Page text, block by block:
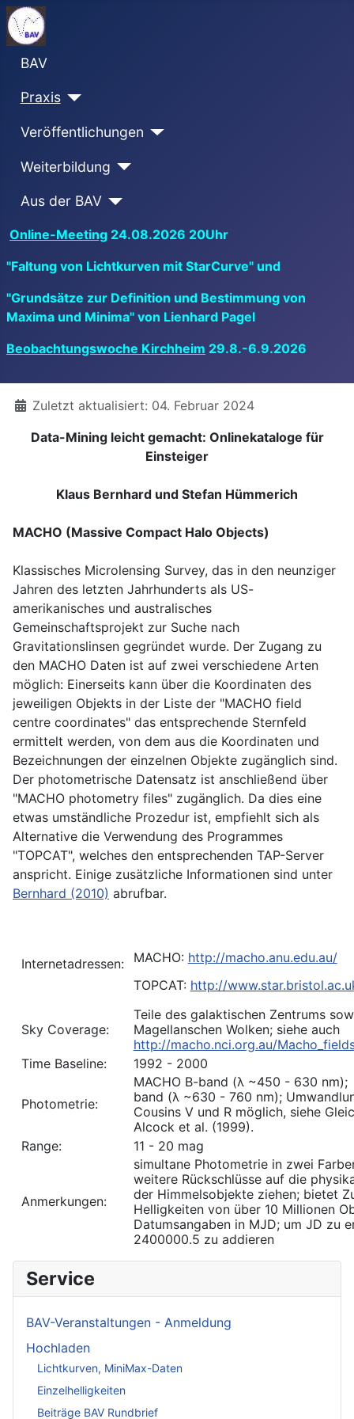
BAV
Praxis
Veröffentlichungen
Weiterbildung
Aus der BAV
Online-Meeting 24.08.2026 20Uhr
"Faltung von Lichtkurven mit StarCurve" und
"Grundsätze zur Definition und Bestimmung von
Maxima und Minima" von Lienhard Pagel
Beobachtungswoche Kirchheim 29.8.-6.9.2026
DetailsZuletzt aktualisiert: 04. Februar 2024
Data-Mining leicht gemacht: Onlinekataloge für
Einsteiger
Klaus Bernhard und Stefan Hümmerich
MACHO (Massive Compact Halo Objects)
Klassisches Microlensing Survey, das in den neunziger
Jahren des letzten Jahrhunderts als US-
amerikanisches und australisches
Gemeinschaftsprojekt zur Suche nach
Gravitationslinsen gegründet wurde. Der Zugang zu
den MACHO Daten ist auf zwei verschiedene Arten
möglich: Einerseits kann über die Koordinaten des
jeweiligen Objekts in der Liste der "MACHO field
centre coordinates" das entsprechende Sternfeld
ermittelt werden, von dem aus die Koordinaten und
Bezeichnungen der einzelnen Objekte zugänglich sind.
Der photometrische Datensatz ist anschließend über
"MACHO photometry files" zugänglich. Da dies eine
etwas umständliche Prozedur ist, empfiehlt sich als
Alternative die Verwendung des Programmes
"TOPCAT", welches den entsprechenden TAP-Server
anspricht. Einige zusätzliche Informationen sind unter
Bernhard (2010) abrufbar.
Internetadressen: MACHO: http://macho.anu.edu.au/
TOPCAT: http://
Sky Coverage:
Teile des galaktischen Zentrums
Magellanschen Wolken; siehe auch
http://macho.nci.org.au/
Time Baseline:
1992 - 2000
Photometrie:
MACHO B-band (λ ~450 - 630 nm);
band (λ ~630 - 760 nm);
Cousins V und R möglich, siehe
Alcock et al. (1999).
Range:
11 - 20 mag
Anmerkungen:
simultane Photometrie in zwei
weitere Rückschlüsse auf die
der Himmelsobjekte ziehen; bietet
Helligkeiten von über 10 Millionen
Datumsangaben in MJD; um JD zu
2400000.5 zu addieren
Service
BAV-Veranstaltungen - Anmeldung
Hochladen
Lichtkurven, MiniMax-Daten
Einzelhelligkeiten
Beiträge BAV Rundbrief